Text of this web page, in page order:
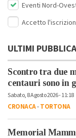
Eventi Nord-
Accetto
ULTIMI
Scontro tra due
centauri sono in
Sabato, 8 Agosto 2026 - 11:18
CRONACA-TORTONA
Memorial